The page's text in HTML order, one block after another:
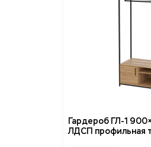
Гардероб ГЛ-1
ЛДСП профильная